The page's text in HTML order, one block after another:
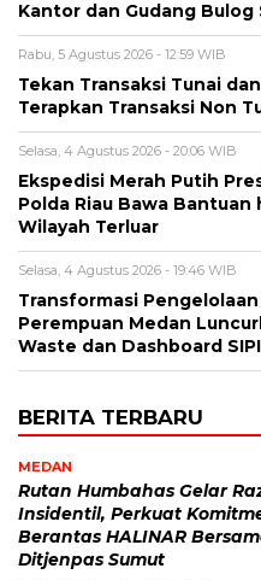
Kantor dan Gudang Bulog
Rabu, 5 Agustus 2026 - 12:59 WIB
Tekan Transaksi Tunai
Terapkan Transaksi Non
Selasa, 4 Agustus 2026 - 20:06 WIB
Ekspedisi Merah Putih
Polda Riau Bawa
Wilayah Terluar
Selasa, 4 Agustus 2026 - 19:46 WIB
Transformasi
Perempuan Medan
Waste dan Dashboard
BERITA TERBARU
MEDAN
Rutan Humbahas Gelar
Insidentil, Perkuat
Berantas HALINAR
Ditjenpas Sumut